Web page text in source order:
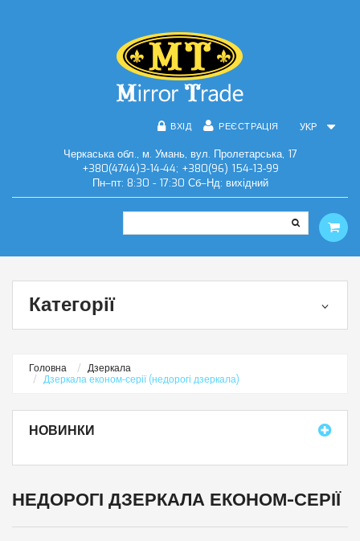
УКР
ВХІД РЕЄСТРАЦІЯ
Черкаська обл., м. Умань, вул. Пролетарська, 17
+380(4744)3-14-44; +380(96) 154-13-99
Пн–пт: 8:30 - 17:30 Сб–Нд: вихідний
Категорії
Головна
Дзеркала
Дзеркала економ-серії (недорогі дзеркала)
НОВИНКИ
НЕДОРОГІ ДЗЕРКАЛА ЕКОНОМ-СЕРІЇ